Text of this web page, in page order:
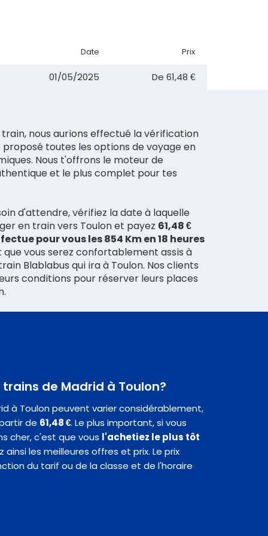
Date Prix
01/05/2025 De 61,48 €
nous aurions effectué la vérification
proposé toutes les options de voyage en
Nous t'offrons le moteur de
et le plus complet pour tes
d'attendre, vérifiez la date à laquelle
en train vers Toulon et payez 61,48 €
pour vous les 854 Km en 18 heures
que vous serez confortablement assis à
Blablabus qui ira à Toulon. Nos clients
conditions pour réserver leurs places
de Madrid à Toulon?
à Toulon peuvent varier considérablement,
de 61,48 €. Le plus important, si vous
cher, c'est que vous l'achetiez le plus tôt
ainsi les meilleures offres et prix. Le prix
du tarif ou de la classe et de l'horaire